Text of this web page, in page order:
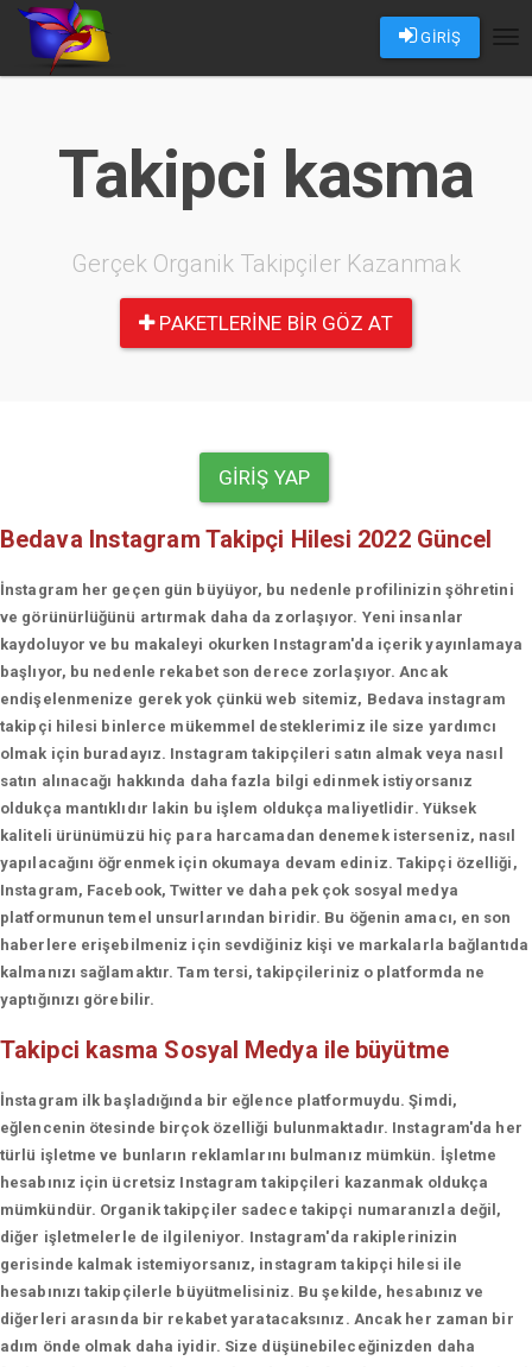
GİRİŞ
Takipci kasma
Gerçek Organik Takipçiler Kazanmak
PAKETLERINE BIR GÖZ AT
GIRIŞ YAP
Bedava Instagram Takipçi Hilesi 2022 Güncel
İnstagram her geçen gün büyüyor, bu nedenle profilinizin şöhretini
ve görünürlüğünü artırmak daha da zorlaşıyor. Yeni insanlar
kaydoluyor ve bu makaleyi okurken Instagram'da içerik yayınlamaya
başlıyor, bu nedenle rekabet son derece zorlaşıyor. Ancak
endişelenmenize gerek yok çünkü web sitemiz, Bedava instagram
takipçi hilesi binlerce mükemmel desteklerimiz ile size yardımcı
olmak için buradayız. Instagram takipçileri satın almak veya nasıl
satın alınacağı hakkında daha fazla bilgi edinmek istiyorsanız
oldukça mantıklıdır lakin bu işlem oldukça maliyetlidir. Yüksek
kaliteli ürünümüzü hiç para harcamadan denemek isterseniz, nasıl
yapılacağını öğrenmek için okumaya devam ediniz. Takipçi özelliği,
Instagram, Facebook, Twitter ve daha pek çok sosyal medya
platformunun temel unsurlarından biridir. Bu öğenin amacı, en son
haberlere erişebilmeniz için sevdiğiniz kişi ve markalarla bağlantıda
kalmanızı sağlamaktır. Tam tersi, takipçileriniz o platformda ne
yaptığınızı görebilir.
Takipci kasma Sosyal Medya ile büyütme
İnstagram ilk başladığında bir eğlence platformuydu. Şimdi,
eğlencenin ötesinde birçok özelliği bulunmaktadır. Instagram'da her
türlü işletme ve bunların reklamlarını bulmanız mümkün. İşletme
hesabınız için ücretsiz Instagram takipçileri kazanmak oldukça
mümkündür. Organik takipçiler sadece takipçi numaranızla değil,
diğer işletmelerle de ilgileniyor. Instagram'da rakiplerinizin
gerisinde kalmak istemiyorsanız, instagram takipçi hilesi ile
hesabınızı takipçilerle büyütmelisiniz. Bu şekilde, hesabınız ve
diğerleri arasında bir rekabet yaratacaksınız. Ancak her zaman bir
adım önde olmak daha iyidir. Size düşünebileceğinizden daha